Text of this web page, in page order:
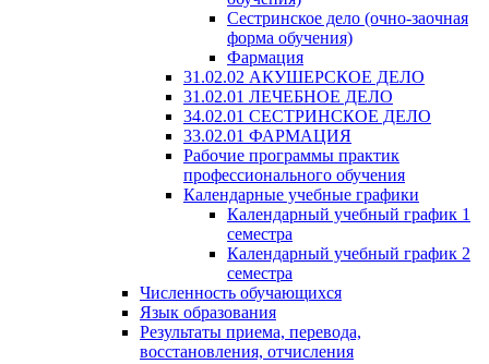
Сестринское дело (очно-заочная
форма обучения)
Фармация
31.02.02 АКУШЕРСКОЕ ДЕЛО
31.02.01 ЛЕЧЕБНОЕ ДЕЛО
34.02.01 СЕСТРИНСКОЕ ДЕЛО
33.02.01 ФАРМАЦИЯ
Рабочие программы практик
профессионального обучения
Календарные учебные графики
Календарный учебный график 1
семестра
Календарный учебный график 2
семестра
Численность обучающихся
Язык образования
Результаты приема, перевода,
восстановления, отчисления